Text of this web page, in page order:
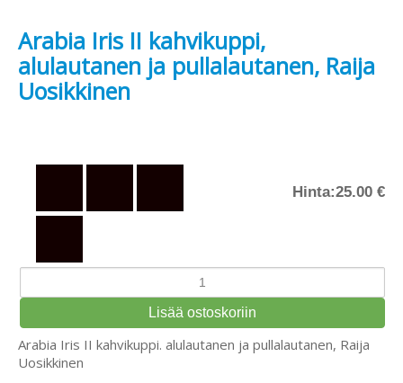
Arabia Iris II kahvikuppi,
alulautanen ja pullalautanen, Raija
Uosikkinen
Hinta:25.00 €
Arabia Iris II kahvikuppi. alulautanen ja pullalautanen, Raija
Uosikkinen